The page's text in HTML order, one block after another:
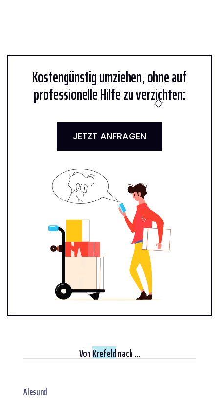
Kostengünstig umziehen, ohne auf
professionelle Hilfe zu verzichten:
JETZT ANFRAGEN
VonKrefeldnach ...
Alesund